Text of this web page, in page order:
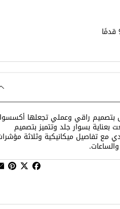
راقي وعملي تجعلها
بسوار جلد وتتميز بتصميم
مع تفاصيل ميكانيكية وثلاثة